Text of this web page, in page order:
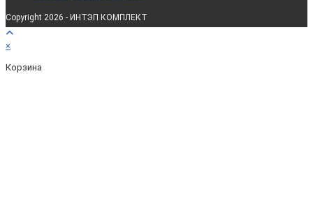
Copyright 2026 - ИНТЭП КОМПЛЕКТ
×
Корзина